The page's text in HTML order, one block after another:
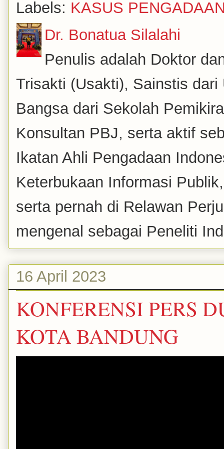
Labels: KASUS
Dr. Bonatua Silalahi
Penulis adalah Doktor
Trisakti (Usakti), Sainstis
Bangsa dari Sekolah
Konsultan PBJ, serta aktif
Ikatan Ahli Pengadaan
Keterbukaan Informasi
serta pernah di Relawan
mengenal sebagai Peneliti
16 April 2023
KONFERENSI PERS
KOTA BANDUNG